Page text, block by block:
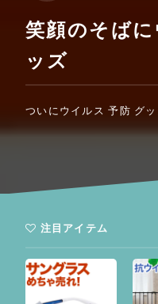
笑顔のそば
ッズ
ついにウイルス 予防 グ
注目アイテム